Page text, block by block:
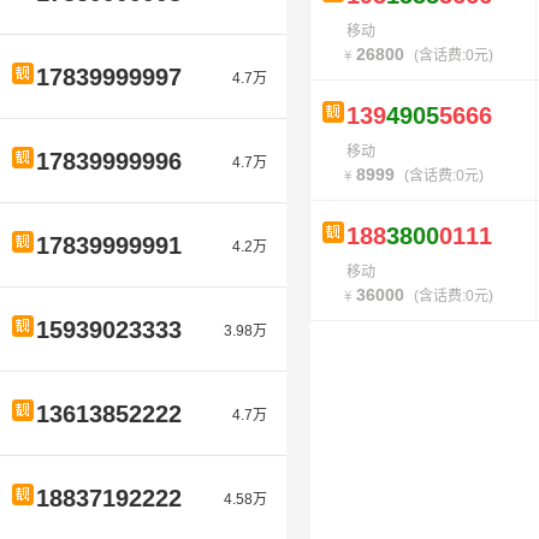
17839999997 4.7万
17839999996 4.7万
17839999991 4.2万
15939023333 3.98万
13613852222 4.7万
18837192222 4.58万
移动
26800 (含话费:0元)
13949055666
移动
8999 (含话费:0元)
18838000111
移动
36000 (含话费:0元)